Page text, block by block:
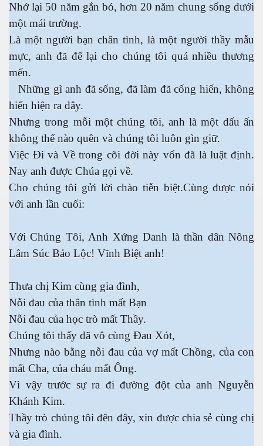
Nhớ lại 50 năm gắn bó, hơn 20 năm chung sống dưới
một mái trường.
Là một người bạn chân tình, là một người thầy mẫu
mực, anh đã để lại cho chúng tôi quá nhiều thương
mến.
Những gì anh đã sống, đã làm đã cống hiến, không
hiển hiện ra đây.
Nhưng trong mỗi một chúng tôi, anh là một dấu ấn
không thể nào quên và chúng tôi luôn gìn giữ.
Việc Đi và Về trong cõi đời này vốn đã là luật định.
Nay anh được Chúa gọi về.
Cho chúng tôi gửi lời chào tiễn biệt.Cùng được nói
với anh lần cuối:
Với Chúng Tôi, Anh Xứng Danh là thần dân Nông
Lâm Súc Bảo Lộc! Vĩnh Biệt anh!
Thưa chị Kim cùng gia đình,
Nỗi đau của thân tình mất Bạn
Nỗi đau của học trò mất Thầy.
Chúng tôi thấy đã vô cùng Đau Xót,
Nhưng nào bằng nỗi đau của vợ mất Chồng, của con
mất Cha, của cháu mất Ông.
Vì vậy trước sự ra đi đường đột của anh Nguyễn
Khánh Kim.
Thầy trò chúng tôi đên đây, xin được chia sẻ cùng chị
và gia đình.